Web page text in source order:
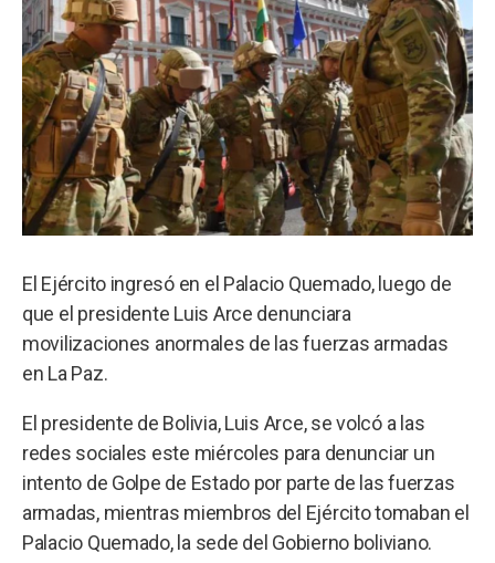
El Ejército ingresó en el Palacio Quemado, luego de
que el presidente Luis Arce denunciara
movilizaciones anormales de las fuerzas armadas
en La Paz.
El presidente de Bolivia, Luis Arce, se volcó a las
redes sociales este miércoles para denunciar un
intento de Golpe de Estado por parte de las fuerzas
armadas, mientras miembros del Ejército tomaban el
Palacio Quemado, la sede del Gobierno boliviano.